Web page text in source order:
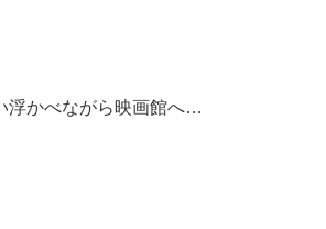
浮かべながら映画館へ…